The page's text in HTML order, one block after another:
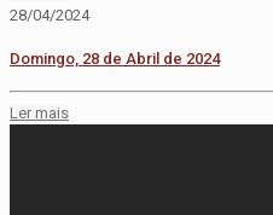
28/04/2024
Domingo, 28 de Abril de 2024
Ler mais